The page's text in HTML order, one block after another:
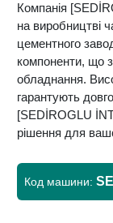
Компанія
на виробництві
цементного
компоненти, що
обладнання.
гарантують
[SEDİROGLU
рішення для
Код машини: